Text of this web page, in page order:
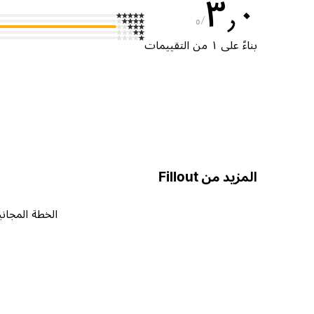
٣٫٠ ٥
بناءً على ١ من التقييمات
المزيد من Fillout
الخطة